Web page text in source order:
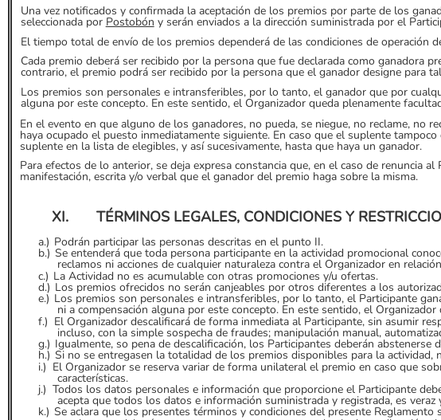
Una vez notificados y confirmada la aceptación de los premios por parte de los
seleccionada por Postobón y serán enviados a la dirección suministrada por el
El tiempo total de envío de los premios dependerá de las condiciones de
Cada premio deberá ser recibido por la persona que fue declarada como ganadora
contrario, el premio podrá ser recibido por la persona que el ganador designe para
Los premios son personales e intransferibles, por lo tanto, el ganador que por
alguna por este concepto. En este sentido, el Organizador queda plenamente
En el evento en que alguno de los ganadores, no pueda, se niegue, no reclame, no
haya ocupado el puesto inmediatamente siguiente. En caso que el suplente
suplente en la lista de elegibles, y así sucesivamente, hasta que haya un ganador.
Para efectos de lo anterior, se deja expresa constancia que, en el caso de renuncia
manifestación, escrita y/o verbal que el ganador del premio haga sobre la misma.
XI. TÉRMINOS LEGALES, CONDICIONES Y
a.) Podrán participar las personas descritas en el punto II.
b.) Se entenderá que toda persona participante en la actividad promocional
reclamos ni acciones de cualquier naturaleza contra el Organizador en
c.) La Actividad no es acumulable con otras promociones y/u ofertas.
d.) Los premios ofrecidos no serán canjeables por otros diferentes a los
e.) Los premios son personales e intransferibles, por lo tanto, el Participante
ni a compensación alguna por este concepto. En este sentido, el
f.) El Organizador descalificará de forma inmediata al Participante, sin asumir
incluso, con la simple sospecha de fraudes; manipulación manual,
g.) Igualmente, so pena de descalificación, los Participantes deberán
h.) Si no se entregasen la totalidad de los premios disponibles para la
i.) El Organizador se reserva variar de forma unilateral el premio en caso que
características.
j.) Todos los datos personales e información que proporcione el Participante
acepta que todos los datos e información suministrada y registrada, es
k.) Se aclara que los presentes términos y condiciones del presente